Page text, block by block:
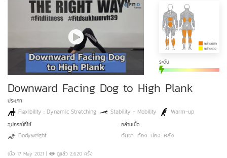
ระดับ
Downward Facing Dog to High Plank
ประเภท
Flexibility : Dynamic Stretching Stability - Mobility Warm-up
อุปกรณ์ที่ใช้
Bodyweight
กล้ามเนื้อ
ต้นขา ท้อง น่อง หลัง
เมื่อ 17 May 2021 | ดูแล้ว 2,620 ครั้ง